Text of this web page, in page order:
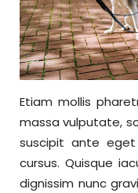
Etiam mollis
massa vulputate,
suscipit ante
cursus. Quisque
dignissim nunc